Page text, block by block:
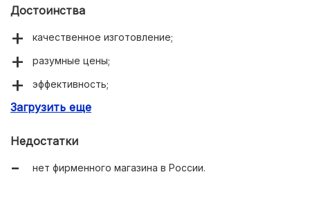
Достоинства
качественное изготовление;
разумные цены;
эффективность;
быстрый монтаж.
Загрузить еще
Недостатки
нет фирменного магазина в России.